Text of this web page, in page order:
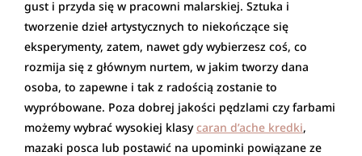
gust i przyda się w pracowni malarskiej. Sztuka i
tworzenie dzieł artystycznych to niekończące się
eksperymenty, zatem, nawet gdy wybierzesz coś, co
rozmija się z głównym nurtem, w jakim tworzy dana
osoba, to zapewne i tak z radością zostanie to
wypróbowane. Poza dobrej jakości pędzlami czy farbami
możemy wybrać wysokiej klasycaran d’ache kredki,
mazaki posca lub postawić na upominki powiązane ze